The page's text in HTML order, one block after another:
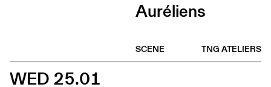
Auréliens
TNG ATELIERS
SCENE
WED 25.01